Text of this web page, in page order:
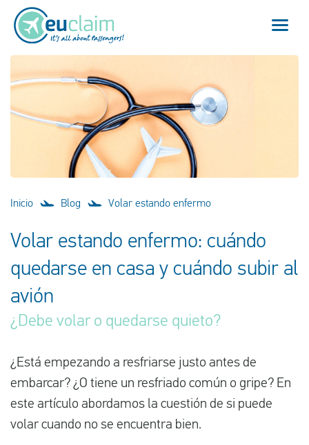
Comprobar la compensación
Sobre nosotros
Español
Vuelo cancelado
Vuelo retrasado
Conexión perdida
Conectarse
Inicio Blog Volar estando enfermo
Volar estando enfermo: cuándo
quedarse en casa y cuándo subir al
avión
¿Debe volar o quedarse quieto?
¿Está empezando a resfriarse justo antes de
embarcar? ¿O tiene un resfriado común o gripe? En
este artículo abordamos la cuestión de si puede
volar cuando no se encuentra bien.